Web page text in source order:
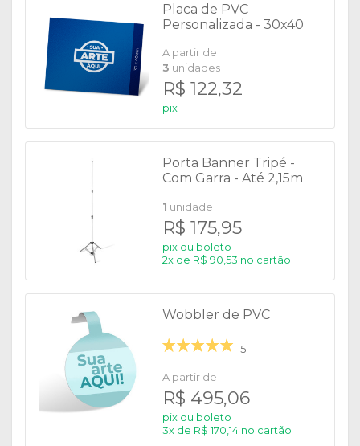
Placa de PVC
Personalizada - 30x40
A partir de
3 unidades
R$ 122,32
pix
Porta Banner Tripé -
Com Garra - Até 2,15m
1 unidade
R$ 175,95
pix ou boleto
2x de R$ 90,53 no cartão
Wobbler de PVC
5
A partir de
R$ 495,06
pix ou boleto
3x de R$ 170,14 no cartão